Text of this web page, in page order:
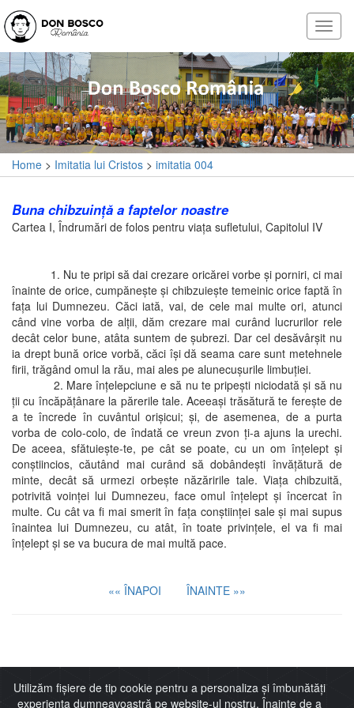
Home > Imitatia lui Cristos > imitatia 004
Buna chibzuinţă a faptelor noastre
Cartea I, Îndrumări de folos pentru viaţa sufletului, Capitolul IV
1. Nu te pripi să dai crezare oricărei vorbe şi porniri, ci mai
înainte de orice, cumpăneşte şi chibzuieşte temeinic orice faptă în
faţa lui Dumnezeu. Căci iată, vai, de cele mai multe ori, atunci
când vine vorba de alţii, dăm crezare mai curând lucrurilor rele
decât celor bune, atâta suntem de şubrezi. Dar cel desăvârşit nu
ia drept bună orice vorbă, căci îşi dă seama care sunt metehnele
firii, trăgând omul la rău, mai ales pe alunecuşurile limbuţiei.
2. Mare înţelepciune e să nu te pripeşti niciodată şi să nu
ţii cu încăpăţânare la părerile tale. Aceeaşi trăsătură te fereşte de
a te încrede în cuvântul orişicui; şi, de asemenea, de a purta
vorba de colo-colo, de îndată ce vreun zvon ţi-a ajuns la urechi.
De aceea, sfătuieşte-te, pe cât se poate, cu un om înţelept şi
conştiincios, căutând mai curând să dobândeşti învăţătură de
minte, decât să urmezi orbeşte năzăririle tale. Viaţa chibzuită,
potrivită voinţei lui Dumnezeu, face omul înţelept şi încercat în
multe. Cu cât va fi mai smerit în faţa conştiinţei sale şi mai supus
înaintea lui Dumnezeu, cu atât, în toate privinţele, el va fi mai
înţelept şi se va bucura de mai multă pace.
«« ÎNAPOI ÎNAINTE »»
Utilizăm fișiere de tip cookie pentru a personaliza și îmbunătăți
experiența dumneavoastră pe website-ul nostru. Înainte de a